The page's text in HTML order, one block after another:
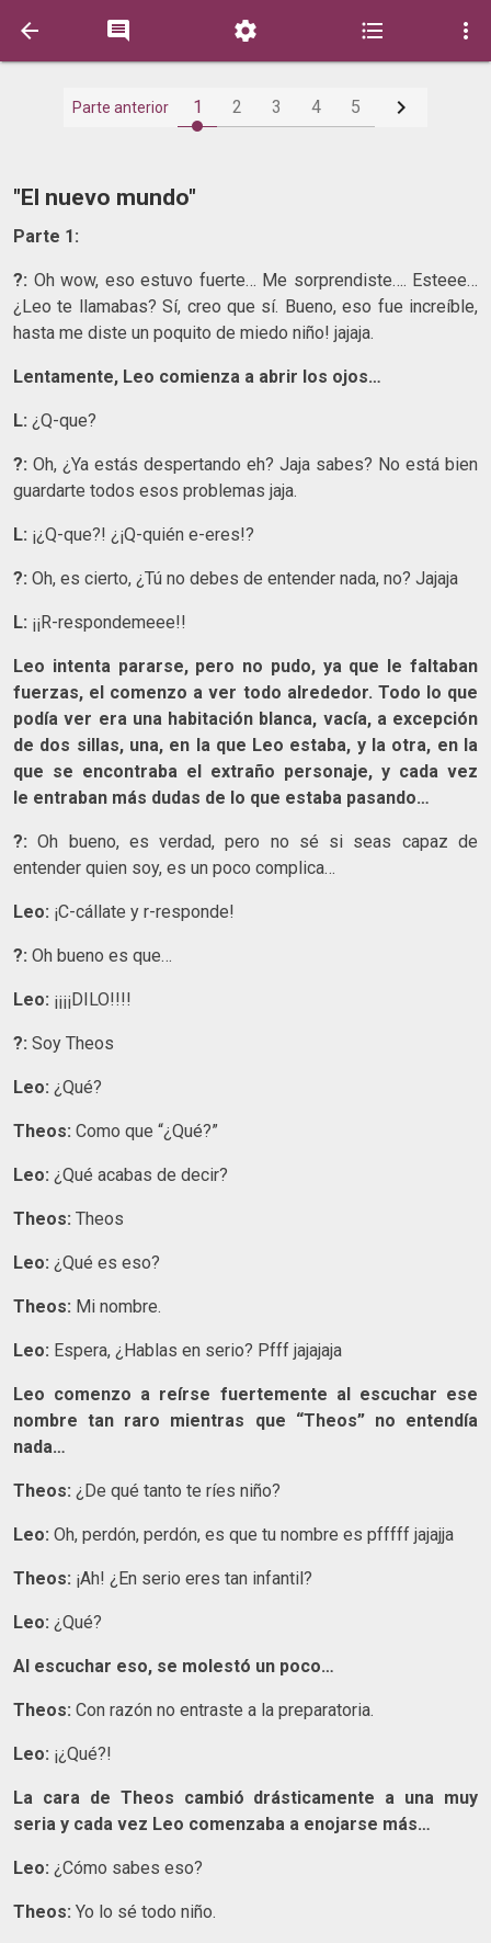
    
Parte anterior 1 2 3 4 5 
"El nuevo mundo"
Parte 1:
?: Oh wow, eso estuvo fuerte… Me sorprendiste…. Esteee…
¿Leo te llamabas? Sí, creo que sí. Bueno, eso fue increíble,
hasta me diste un poquito de miedo niño! jajaja.
Lentamente, Leo comienza a abrir los ojos…
L: ¿Q-que?
?: Oh, ¿Ya estás despertando eh? Jaja sabes? No está bien
guardarte todos esos problemas jaja.
L: ¡¿Q-que?! ¿¡Q-quién e-eres!?
?: Oh, es cierto, ¿Tú no debes de entender nada, no? Jajaja
L: ¡¡R-respondemeee!!
Leo intenta pararse, pero no pudo, ya que le faltaban
fuerzas, el comenzo a ver todo alrededor. Todo lo que
podía ver era una habitación blanca, vacía, a excepción
de dos sillas, una, en la que Leo estaba, y la otra, en la
que se encontraba el extraño personaje, y cada vez
le entraban más dudas de lo que estaba pasando…
?:Oh bueno, es verdad, pero no sé si seas capaz de
entender quien soy, es un poco complica…
Leo: ¡C-cállate y r-responde!
?: Oh bueno es que…
Leo: ¡¡¡¡DILO!!!!
?: Soy Theos
Leo: ¿Qué?
Theos: Como que “¿Qué?”
Leo: ¿Qué acabas de decir?
Theos: Theos
Leo: ¿Qué es eso?
Theos: Mi nombre.
Leo: Espera, ¿Hablas en serio? Pfff jajajaja
Leo comenzo a reírse fuertemente al escuchar ese
nombre tan raro mientras que “Theos” no entendía
nada…
Theos: ¿De qué tanto te ríes niño?
Leo: Oh, perdón, perdón, es que tu nombre es pfffff jajajja
Theos: ¡Ah! ¿En serio eres tan infantil?
Leo: ¿Qué?
Al escuchar eso, se molestó un poco…
Theos: Con razón no entraste a la preparatoria.
Leo: ¡¿Qué?!
La cara de Theos cambió drásticamente a una muy
seria y cada vez Leo comenzaba a enojarse más…
Leo: ¿Cómo sabes eso?
Theos: Yo lo sé todo niño.